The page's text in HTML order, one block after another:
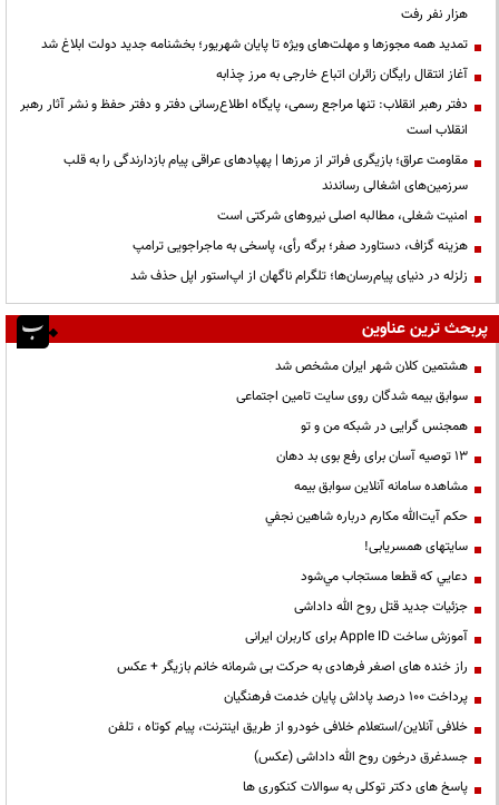
هزار نفر رفت
تمدید همه مجوزها و مهلت‌های ویژه تا پایان شهریور؛ بخشنامه جدید دولت ابلاغ شد
آغاز انتقال رایگان زائران اتباع خارجی به مرز چذابه
دفتر رهبر انقلاب: تنها مراجع رسمی، پایگاه اطلاع‌رسانی دفتر و دفتر حفظ و نشر آثار رهبر
انقلاب است
مقاومت عراق؛ بازیگری فراتر از مرزها | پهپادهای عراقی پیام بازدارندگی را به قلب
سرزمین‌های اشغالی رساندند
‌امنیت شغلی، مطالبه اصلی نیروهای شرکتی است
هزینه گزاف، دستاورد صفر؛ برگه رأی، پاسخی به ماجراجویی ترامپ
زلزله در دنیای پیام‌رسان‌ها؛ تلگرام ناگهان از اپ‌استور اپل حذف شد
پربحث ترین عناوین
هشتمین کلان شهر ایران مشخص شد
سوابق بیمه شدگان روی سایت تامین اجتماعی
همجنس گرایی در شبکه من و تو
13 توصیه آسان برای رفع بوی بد دهان
مشاهده سامانه آنلاين سوابق بیمه
حكم آيت‌الله مكارم درباره شاهين نجفي
سایتهای همسریابی!
دعايي كه قطعا مستجاب مي‌شود
جزئیات جدید قتل روح الله داداشی
آموزش ساخت Apple ID برای کاربران ایرانی
راز خنده های اصغر فرهادی به حرکت بی شرمانه خانم بازیگر + عکس
پرداخت ۱۰۰ درصد پاداش پایان خدمت فرهنگیان
خلافی آنلاین/استعلام خلافی خودرو از طریق اینترنت، پیام کوتاه ، تلفن
جسدغرق درخون روح الله داداشی (عکس)
پاسخ های دکتر توکلی به سوالات کنکوری ها